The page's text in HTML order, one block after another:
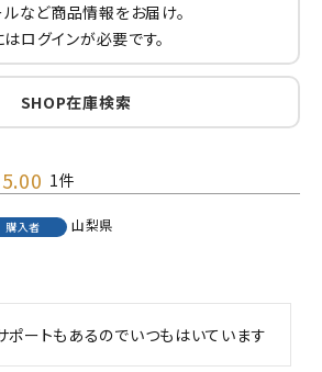
など商品情報をお届け。
ログインが必要です。
SHOP在庫検索
5.00 1
購入者
山梨県
ポートもあるのでいつもはいています